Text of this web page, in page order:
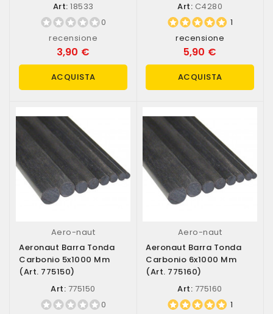
Art: 18533
0
recensione
3,90 €
ACQUISTA
Art: C4280
1
recensione
5,90 €
ACQUISTA
Aero-naut
Aeronaut Barra Tonda
Carbonio 5x1000 Mm
(art. 775150)
Art: 775150
0
Aero-naut
Aeronaut Barra Tonda
Carbonio 6x1000 Mm
(art. 775160)
Art: 775160
1